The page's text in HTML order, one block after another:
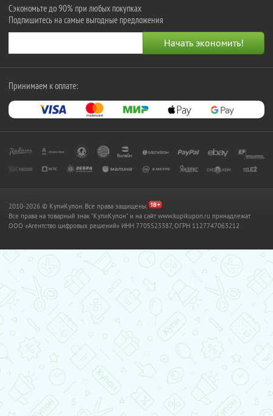
Сэкономьте до 90% при любых покупках
Подпишитесь на самые выгодные предложения
Принимаем к оплате:
2010-2026 © КупиКупон. Все права защищены.
Все права на товарный знак "КупиКупон" и на сайт www.kupikupon.ru принадлежат
OOO «Агентство цифровых решений» ИНН 7705523387, ОГРН 1127747063212